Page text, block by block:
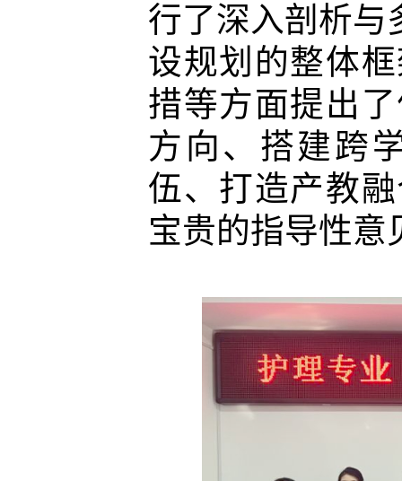
行了深入剖析与
设规划的整体
措等方面提出
方向、搭建跨
伍、打造产教
宝贵的指导性意